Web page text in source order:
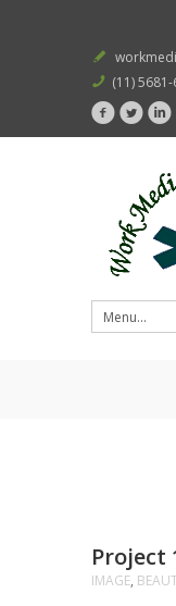
(11)
Project
IMAGE,